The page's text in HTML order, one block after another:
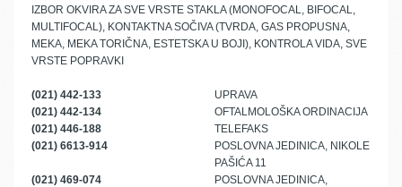
IZBOR OKVIRA ZA SVE VRSTE STAKLA (MONOFOCAL, BIFOCAL,
MULTIFOCAL), KONTAKTNA SOČIVA (TVRDA, GAS PROPUSNA,
MEKA, MEKA TORIČNA, ESTETSKA U BOJI), KONTROLA VIDA, SVE
VRSTE POPRAVKI
(021) 442-133
UPRAVA
(021) 442-134
OFTALMOLOŠKA ORDINACIJA
(021) 446-188
TELEFAKS
(021) 6613-914
POSLOVNA JEDINICA, NIKOLE
PAŠIĆA 11
(021) 469-074
POSLOVNA JEDINICA,